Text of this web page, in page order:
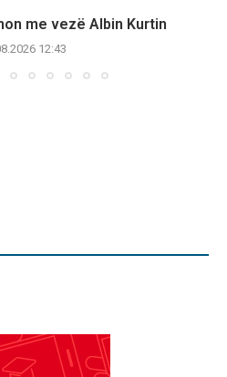
me vezë Albin Kurtin
12:43